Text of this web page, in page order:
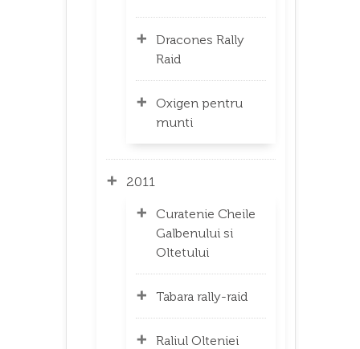
Dracones Rally
Raid
Oxigen pentru
munti
2011
Curatenie Cheile
Galbenului si
Oltetului
Tabara rally-raid
Raliul Olteniei